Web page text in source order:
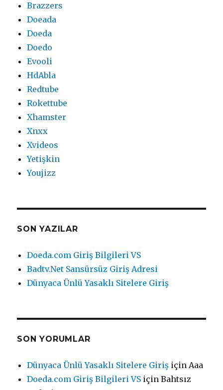
Brazzers
Doeada
Doeda
Doedo
Evooli
HdAbla
Redtube
Rokettube
Xhamster
Xnxx
Xvideos
Yetişkin
Youjizz
SON YAZILAR
Doeda.com Giriş Bilgileri VS
Badtv.Net Sansürsüz Giriş Adresi
Dünyaca Ünlü Yasaklı Sitelere Giriş
SON YORUMLAR
Dünyaca Ünlü Yasaklı Sitelere Giriş içinAaa
Doeda.com Giriş Bilgileri VS içinBahtsız